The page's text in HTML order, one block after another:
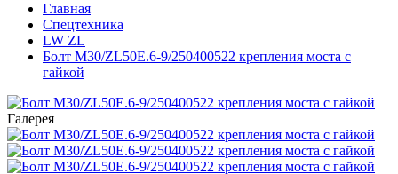
Главная
Спецтехника
LW ZL
Болт М30/ZL50E.6-9/250400522 крепления моста с
гайкой
Галерея